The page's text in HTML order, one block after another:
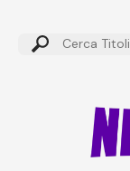
Cerca: